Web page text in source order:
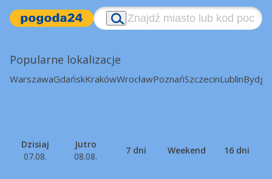
Popularne lokalizacje
WarszawaGdańskKrakówWrocławPoznańSzczecinLublin
Dzisiaj
07.08.
Jutro
08.08.
7 dni Weekend 16 dni